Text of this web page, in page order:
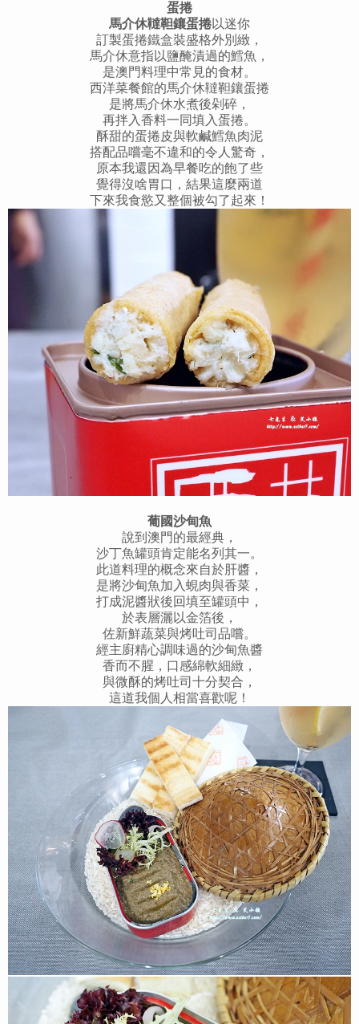
蛋捲
馬介休韃靼鑲蛋捲以迷你
訂製蛋捲鐵盒裝盛格外別緻，
馬介休意指以鹽醃漬過的鱈魚，
是澳門料理中常見的食材。
西洋菜餐館的馬介休韃靼鑲蛋捲
是將馬介休水煮後剁碎，
再拌入香料一同填入蛋捲。
酥甜的蛋捲皮與軟鹹鱈魚肉泥
搭配品嚐毫不違和的令人驚奇，
原本我還因為早餐吃的飽了些
覺得沒啥胃口，結果這麼兩道
下來我食慾又整個被勾了起來！
葡國沙甸魚
說到澳門的最經典，
沙丁魚罐頭肯定能名列其一。
此道料理的概念來自於肝醬，
是將沙甸魚加入蜆肉與香菜，
打成泥醬狀後回填至罐頭中，
於表層灑以金箔後，
佐新鮮蔬菜與烤吐司品嚐。
經主廚精心調味過的沙甸魚醬
香而不腥，口感綿軟細緻，
與微酥的烤吐司十分契合，
這道我個人相當喜歡呢！